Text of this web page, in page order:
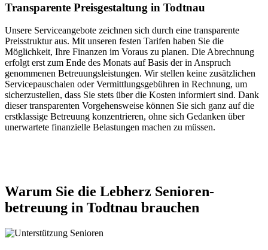
Transparente Preisgestaltung in Todtnau
Unsere Serviceangebote zeichnen sich durch eine transparente
Preisstruktur aus. Mit unseren festen Tarifen haben Sie die
Möglichkeit, Ihre Finanzen im Voraus zu planen. Die Abrechnung
erfolgt erst zum Ende des Monats auf Basis der in Anspruch
genommenen Betreuungsleistungen. Wir stellen keine zusätzlichen
Servicepauschalen oder Vermittlungsgebühren in Rechnung, um
sicherzustellen, dass Sie stets über die Kosten informiert sind. Dank
dieser transparenten Vorgehensweise können Sie sich ganz auf die
erstklassige Betreuung konzentrieren, ohne sich Gedanken über
unerwartete finanzielle Belastungen machen zu müssen.
Warum Sie die Lebherz Senioren­
betreuung in Todtnau brauchen